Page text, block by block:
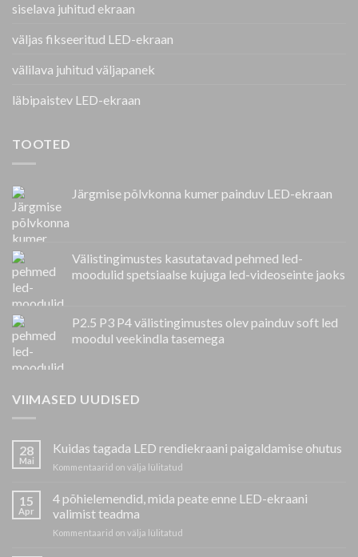
siselava juhitud ekraan
väljas fikseeritud LED-ekraan
välilava juhitud väljapanek
läbipaistev LED-ekraan
TOOTED
Järgmise põlvkonna kumer painduv LED-ekraan
Välistingimustes kasutatavad pehmed led-
moodulid spetsiaalse kujuga led-videoseinte jaoks
P2.5 P3 P4 välistingimustes olev painduv soft led
moodul veekindla tasemega
VIIMASED UUDISED
28
Mai
Kuidas tagada LED rendiekraani paigaldamise ohutus
Kommentaarid on välja lülitatud
tagada
15
Apr
4 põhielemendid, mida peate enne LED-ekraani
valimist teadma
Kommentaarid on välja lülitatud